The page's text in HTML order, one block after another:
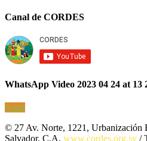
Canal de CORDES
WhatsApp Video 2023 04 24 at 13
Subir
© 27 Av. Norte, 1221, Urbanización
Salvador, C.A. www.cordes.org.sv /